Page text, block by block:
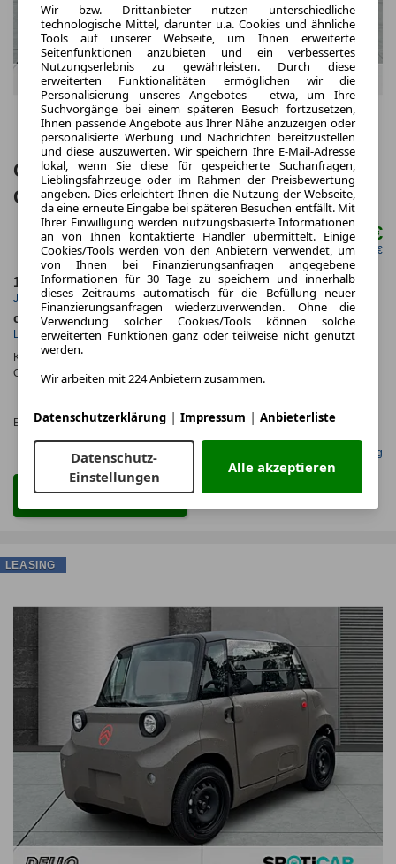
Citroën Ami 2-Sitzer Panorama-
Glasdach LED vo+hi AB 15 J
ab mtl.169,00 €
netto mtl. 142,02 €
10.000,0 km
Jahrliche Fahrleistung
48 Monate
Laufzeit
ca. 6 kW (8 PS)
Leistung
Elektro
Kraftstoff
Kraftstoffverbr.¹:
CO
-Emissionen*:ca. 0 g/km(komb.)
Effizienzklasse: A (KOMB.)
Gefunden auf Null Leasing
Zum Leasing Angebot
LEASING
Wir bzw. Drittanbieter nutzen unterschiedliche
technologische Mittel, darunter u.a. Cookies und ähnliche
Tools auf unserer Webseite, um Ihnen erweiterte
Seitenfunktionen anzubieten und ein verbessertes
Nutzungserlebnis zu gewährleisten. Durch diese
erweiterten Funktionalitäten ermöglichen wir die
Personalisierung unseres Angebotes - etwa, um Ihre
Suchvorgänge bei einem späteren Besuch fortzusetzen,
Ihnen passende Angebote aus Ihrer Nähe anzuzeigen oder
personalisierte Werbung und Nachrichten bereitzustellen
und diese auszuwerten. Wir speichern Ihre E-Mail-Adresse
lokal, wenn Sie diese für gespeicherte Suchanfragen,
Lieblingsfahrzeuge oder im Rahmen der Preisbewertung
angeben. Dies erleichtert Ihnen die Nutzung der Webseite,
da eine erneute Eingabe bei späteren Besuchen entfällt. Mit
Ihrer Einwilligung werden nutzungsbasierte Informationen
an von Ihnen kontaktierte Händler übermittelt. Einige
Cookies/Tools werden von den Anbietern verwendet, um
von Ihnen bei Finanzierungsanfragen angegebene
Informationen für 30 Tage zu speichern und innerhalb
dieses Zeitraums automatisch für die Befüllung neuer
Finanzierungsanfragen wiederzuverwenden. Ohne die
Verwendung solcher Cookies/Tools können solche
erweiterten Funktionen ganz oder teilweise nicht genutzt
werden.
Wir arbeiten mit 224 Anbietern zusammen.
Datenschutzerklärung | Impressum | Anbieterliste
Datenschutz-
Einstellungen
Alle akzeptieren